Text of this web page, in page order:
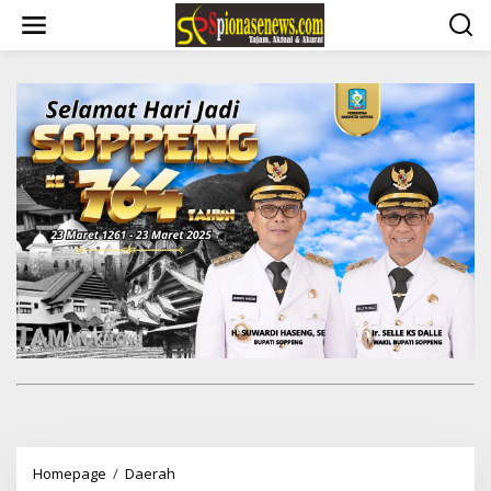
konten
Homepage / Daerah